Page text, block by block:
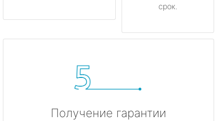
срок.
Получение гарантии